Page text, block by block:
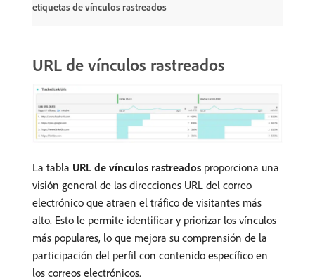
etiquetas de vínculos rastreados
URL de vínculos rastreados
La tabla URL de vínculos rastreados proporciona una
visión general de las direcciones URL del correo
electrónico que atraen el tráfico de visitantes más
alto. Esto le permite identificar y priorizar los vínculos
más populares, lo que mejora su comprensión de la
participación del perfil con contenido específico en
los correos electrónicos.